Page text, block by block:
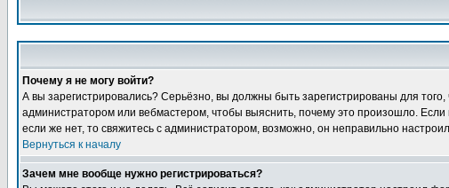
Почему я не могу войти?
А вы зарегистрировались? Серьёзно, вы должны быть зарегистрированы для
администратором или вебмастером, чтобы выяснить, почему это произошло.
если же нет, то свяжитесь с администратором, возможно, он неправильно
Вернуться к началу
Зачем мне вообще нужно регистрироваться?